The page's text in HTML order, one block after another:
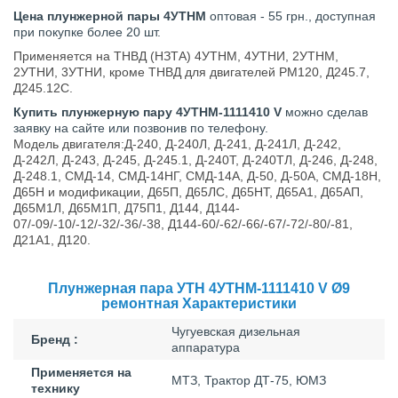
Цена плунжерной пары 4УТНМ оптовая - 55 грн., доступная
при покупке более 20 шт.
Применяется на ТНВД (НЗТА) 4УТНМ, 4УТНИ, 2УТНМ,
2УТНИ, 3УТНИ, кроме ТНВД для двигателей РМ120, Д245.7,
Д245.12С.
Купить плунжерную пару 4УТНМ-1111410 V можно сделав
заявку на сайте или позвонив по телефону.
Модель двигателя:Д-240, Д-240Л, Д-241, Д-241Л, Д-242,
Д-242Л, Д-243, Д-245, Д-245.1, Д-240Т, Д-240ТЛ, Д-246, Д-248,
Д-248.1, СМД-14, СМД-14НГ, СМД-14А, Д-50, Д-50А, СМД-18Н,
Д65Н и модификации, Д65П, Д65ЛС, Д65НТ, Д65А1, Д65АП,
Д65М1Л, Д65М1П, Д75П1, Д144, Д144-
07/-09/-10/-12/-32/-36/-38, Д144-60/-62/-66/-67/-72/-80/-81,
Д21А1, Д120.
Плунжерная пара УТН 4УТНМ-1111410 V Ø9
ремонтная Характеристики
Бренд :
Чугуевская дизельная
аппаратура
Применяется на
технику
МТЗ, Трактор ДТ-75, ЮМЗ